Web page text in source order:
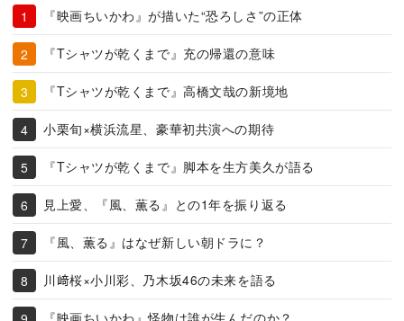
『映画ちいかわ』が描いた“恐ろしさ”の正体
『Tシャツが乾くまで』充の帰還の意味
『Tシャツが乾くまで』高橋文哉の新境地
小栗旬×横浜流星、豪華初共演への期待
『Tシャツが乾くまで』脚本を生方美久が語る
見上愛、『風、薫る』との1年を振り返る
『風、薫る』はなぜ新しい朝ドラに？
川﨑桜×小川彩、乃木坂46の未来を語る